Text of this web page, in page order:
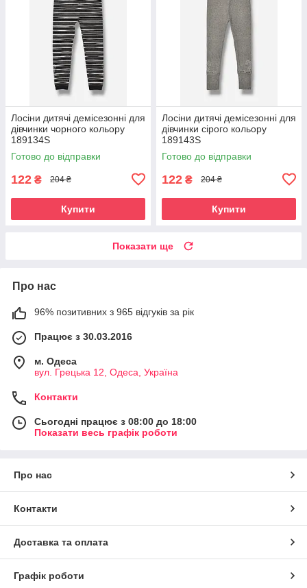
Лосіни дитячі демісезонні для
дівчинки чорного кольору
189134S
Готово до відправки
122 ₴ 204 ₴
Купити
Лосіни дитячі демісезонні для
дівчинки сірого кольору
189143S
Готово до відправки
122 ₴ 204 ₴
Купити
Показати ще
Про нас
96% позитивних з 965 відгуків за рік
Працює з 30.03.2016
м. Одеса
вул. Грецька 12, Одеса, Україна
Контакти
Сьогодні працює з 08:00 до 18:00
Показати весь графік роботи
Про нас
Контакти
Доставка та оплата
Графік роботи